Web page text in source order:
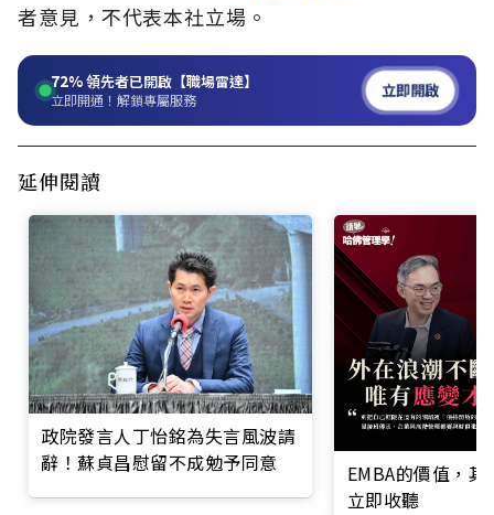
者意見，不代表本社立場。
72%領先者已開啟【職場雷達】
立即開通！解鎖專屬服務 立即開啟
延伸閱讀
政院發言人丁怡銘為失言風波請
辭！蘇貞昌慰留不成勉予同意
EMBA的價值，
立即收聽